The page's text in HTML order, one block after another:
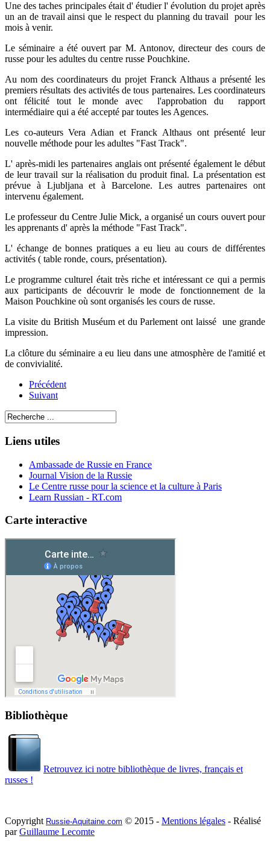
Une des taches principales était d' étudier l' évolution du projet après
un an de travail ainsi que le respect du planning du travail pour les
mois à venir.
Le séminaire a été ouvert par M. Antonov, directeur des cours de
russe pour les adultes du centre russe Pouchkine.
Au nom des coordinateurs du projet Franck Althaus a présenté les
premiers résultats des activités de tous partenaires. Les coordinateurs
ont félicité tout le monde avec l'approbation du rapport
intermédiaire qui a été accepté par toutes les Agences.
Les co-auteurs Vera Adian et Franck Althaus ont présenté leur
nouvelle méthode pour les adultes "Fast Track".
L' après-midi les partenaires anglais ont présenté également le début
de leur travail sur la réalisation du produit final. La présentation est
prévue à Ljubljana et à Barcelone. Les autres partenaires ont
intervenu également.
Le professeur du Centre Julie Mick, a organisé un cours ouvert pour
les apprenants d' après la méthode "Fast Track".
L' échange de bonnes pratiques a eu lieu au cours de différentes
activités ( table ronde, cours, présentation).
Le programme culturel était très riche et intéressant ce qui a permis
aux participants de découvrir le mode de fonctionnement de la
Maison Pouchkine où sont organisés les cours de russe.
La visite du British Muséum et du Parlement ont laissé une grande
impression.
La clôture du séminaire a eu lieu dans une atmosphère de l'amitié et
de convivialité.
Précédent
Suivant
Liens utiles
Ambassade de Russie en France
Journal Vision de la Russie
Le Centre russe pour la science et la culture à Paris
Learn Russian - RT.com
Carte interactive
Bibliothèque
Retrouvez ici notre bibliothèque de livres, français et
russes !
Copyright Russie-Aquitaine.com © 2015 - Mentions légales - Réalisé
parGuillaume Lecomte